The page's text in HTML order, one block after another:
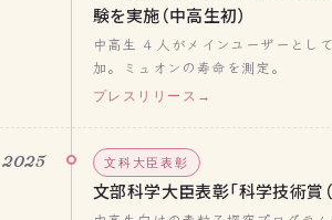
験を実施（中高生初）
中高生 4 人がメインユーザーとし
加。ミュオンの寿命を測定。
プレスリリース
2025 文科大臣表彰
文部科学大臣表彰「科学技術賞